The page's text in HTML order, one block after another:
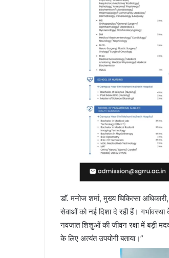
डाॅ. मनोज शर्मा, मुख्य चिकित्सा
सेवाओं को नई दिशा दे रही हैं।
नवजात शिशुओं की जीवन रक्षा में बड़ी
के लिए अत्यंत उपयोगी बताया।”